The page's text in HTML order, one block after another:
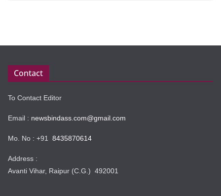
Contact
To Contact Editor
Email : newsbindass.com@gmail.com
Mo. No : +91 8435870614
Address :
Avanti Vihar, Raipur (C.G.) 492001